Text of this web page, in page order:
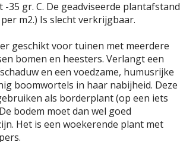
35 gr. C. De geadviseerde plantafstand
per m2.) Is slecht verkrijgbaar.
geschikt voor tuinen met meerdere
bomen en heesters. Verlangt een
en een voedzame, humusrijke
boomwortels in haar nabijheid. Deze
als borderplant (op een iets
bodem moet dan wel goed
Het is een woekerende plant met